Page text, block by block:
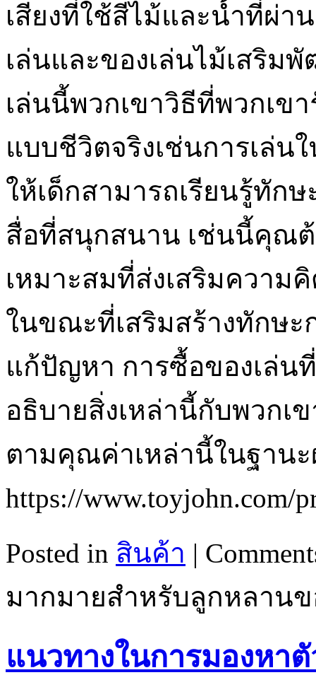
เสียงที่ใช้สีไม้และน้ำที่ผ่า
เล่นและของเล่นไม้เสริม
เล่นนี้พวกเขาวิธีที่พวกเข
แบบชีวิตจริงเช่นการเล่น
ให้เด็กสามารถเรียนรู้ทัก
สื่อที่สนุกสนาน เช่นนี้คุณ
เหมาะสมที่ส่งเสริมความ
ในขณะที่เสริมสร้างทักษะ
แก้ปัญหา การซื้อของเล่น
อธิบายสิ่งเหล่านี้กับพวกเ
ตามคุณค่าเหล่านี้ในฐานะ
https://
Posted in สินค้า |
มากมายสำหรับลูกหลานข
แนวทางในการมองหา